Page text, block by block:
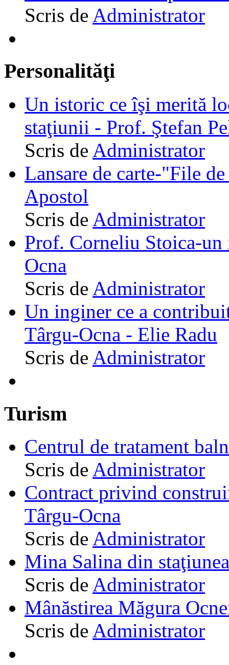
Scris de Administrator
Personalităţi
Un istoric ce îşi merită
staţiunii - Prof. Ştefan
Scris de Administrator
Lansare de carte-"File
Apostol
Scris de Administrator
Prof. Corneliu Stoica-
Ocna
Scris de Administrator
Un inginer ce a
Târgu-Ocna - Elie Radu
Scris de Administrator
Turism
Centrul de tratament
Scris de Administrator
Contract privind
Târgu-Ocna
Scris de Administrator
Mina Salina din
Scris de Administrator
Mânăstirea Măgura
Scris de Administrator